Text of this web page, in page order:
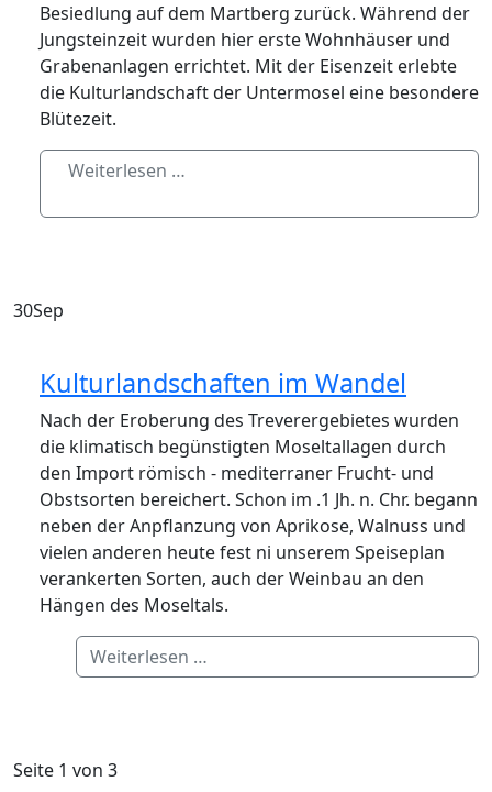
Besiedlung auf dem Martberg zurück. Während der
Jungsteinzeit wurden hier erste Wohnhäuser und
Grabenanlagen errichtet. Mit der Eisenzeit erlebte
die Kulturlandschaft der Untermosel eine besondere
Blütezeit.
Weiterlesen …
30Sep
Kulturlandschaften im Wandel
Nach der Eroberung des Treverergebietes wurden
die klimatisch begünstigten Moseltallagen durch
den Import römisch - mediterraner Frucht- und
Obstsorten bereichert. Schon im .1 Jh. n. Chr. begann
neben der Anpflanzung von Aprikose, Walnuss und
vielen anderen heute fest ni unserem Speiseplan
verankerten Sorten, auch der Weinbau an den
Hängen des Moseltals.
Weiterlesen …
Seite 1 von 3